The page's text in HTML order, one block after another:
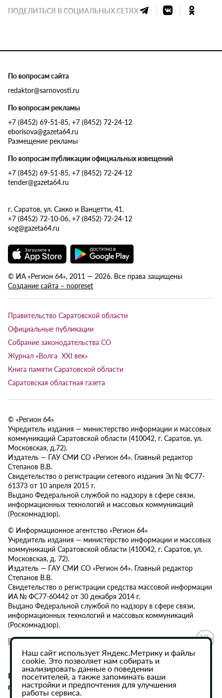
ПОДЕЛИТЬСЯ В СОЦИАЛЬНЫХ СЕТЯХ
По вопросам сайта
redaktor@sarnovosti.ru
По вопросам рекламы
+7 (8452) 69-51-85, +7 (8452) 72-24-12
eborisova@gazeta64.ru
Размещение рекламы
По вопросам публикации официальных извещений
+7 (8452) 69-51-85, +7 (8452) 72-24-12
tender@gazeta64.ru
г. Саратов, ул. Сакко и Ванцетти, 41.
+7 (8452) 72-10-06, +7 (8452) 72-24-12
sog@gazeta64.ru
© ИА «Регион 64», 2011 — 2026. Все права защищены
Создание сайта – nopreset
Правительство Саратовской области
Официальные публикации
Собрание законодательства СО
Журнал «Волга XXI век»
Книга памяти Саратовской области
Саратовская областная газета
© «Регион 64»
Учредитель издания — министерство информации и массовых
коммуникаций Саратовской области (410042, г. Саратов, ул.
Московская, д.72).
Издатель — ГАУ СМИ СО «Регион 64». Главный редактор
Степанов В.В.
Свидетельство о регистрации сетевого издания Эл № ФС77-
61373 от 10 апреля 2015 г.
Выдано Федеральной службой по надзору в сфере связи,
информационных технологий и массовых коммуникаций
(Роскомнадзор).
© Информационное агентство «Регион 64»
Учредитель издания — министерство информации и массовых
коммуникаций Саратовской области (410042, г. Саратов, ул.
Московская, д. 72).
Издатель — ГАУ СМИ СО «Регион 64». Главный редактор
Степанов В.В.
Свидетельство о регистрации средства массовой информации
ИА № ФС77-60442 от 30 декабря 2014 г.
Выдано Федеральной службой по надзору в сфере связи,
информационных технологий и массовых коммуникаций
(Роскомнадзор).
Политика в отношении обработки персональных данных
При использовании материалов сайта активная
гиперссылка на ИА «Регион 64» обязательна.
Наш сайт использует Яндекс.Метрику и файлы
cookie. Это позволяет нам собирать и
анализировать данные о поведении
посетителей, а также запоминать ваши
настройки и предпочтения для улучшения
работы сервиса.